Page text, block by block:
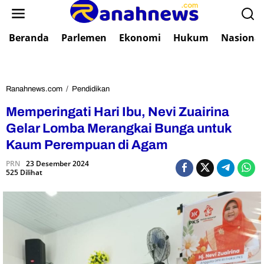
Beranda Parlemen Ekonomi Hukum Nasional
Ranahnews.com / Pendidikan
m
p
r
Memperingati Hari Ibu, Nevi Zuairina
Gelar Lomba Merangkai Bunga untuk
Kaum Perempuan di Agam
PRN 23 Desember 2024
525 Dilihat